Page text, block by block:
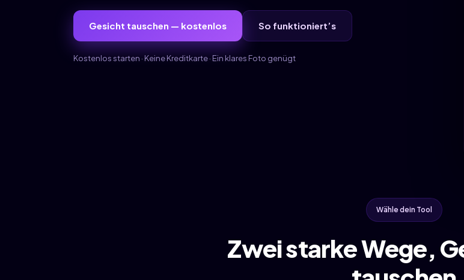
Gesicht tauschen — kostenlos So funktioniert’s
Kostenlos starten · Keine Kreditkarte · Ein klares Foto genügt
Wähle dein Tool
Zwei starke Wege,